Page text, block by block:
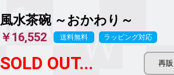
風水茶碗 ～おかわり～
￥16,552 送料無料 ラッピング対応
SOLD OUT...